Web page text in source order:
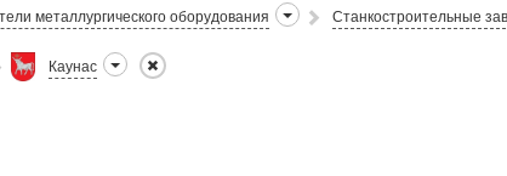
металлургического оборудования Станкостроительные
Каунас